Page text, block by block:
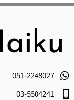
051-2248027
03-5504241